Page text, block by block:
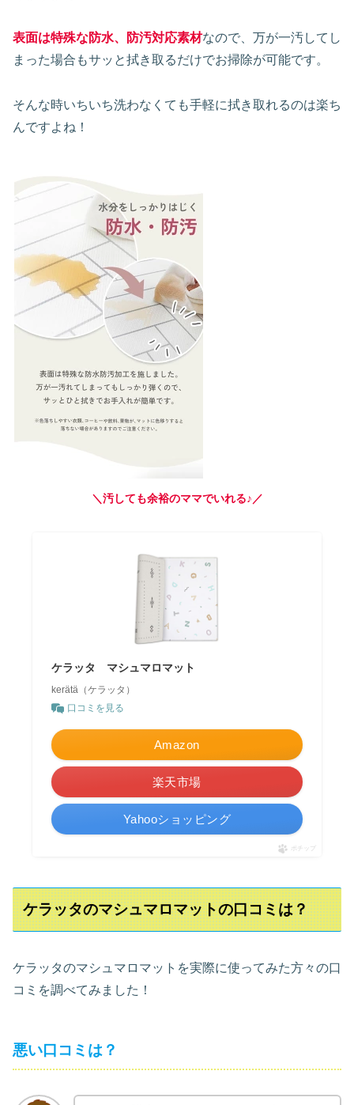
表面は特殊な防水、防汚対応素材なので、万が一汚してし
まった場合もサッと拭き取るだけでお掃除が可能です。
そんな時いちいち洗わなくても手軽に拭き取れるのは楽ち
んですよね！
＼汚しても余裕のママでいれる♪／
ケラッタ マシュマロマット
kerätä（ケラッタ）
口コミを見る
Amazon
楽天市場
Yahooショッピング
ポチップ
ケラッタのマシュマロマットの口コミは？
ケラッタのマシュマロマットを実際に使ってみた方々の口
コミを調べてみました！
悪い口コミは？